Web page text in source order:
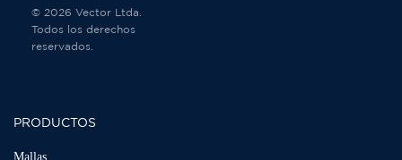
© 2026 Vector Ltda.
Todos los derechos
reservados.
PRODUCTOS
Mallas